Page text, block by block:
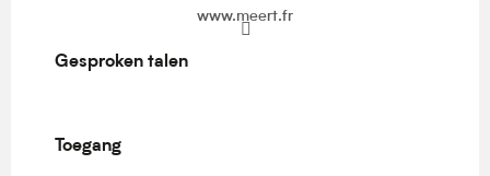
www.meert.fr
Gesproken talen
Gesproken talen
Toegang
Toegang